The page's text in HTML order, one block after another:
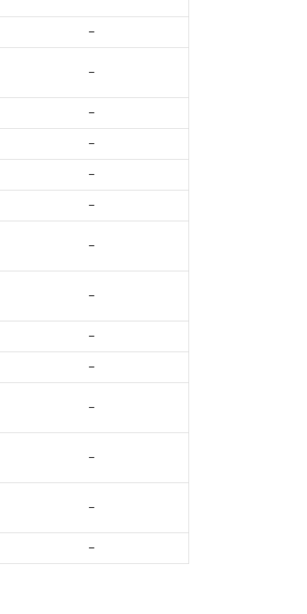
−
−
−
−
−
−
−
−
−
−
−
−
−
−